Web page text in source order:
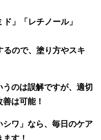
」「レチノール」
るので、塗り方やスキ
うのは誤解ですが、適切
は可能！
シワ」なら、毎日のケア
す！